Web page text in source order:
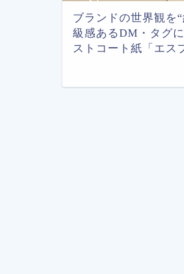
ブランドの世界観を
級感あるDM・タグ
ストコート紙「エス